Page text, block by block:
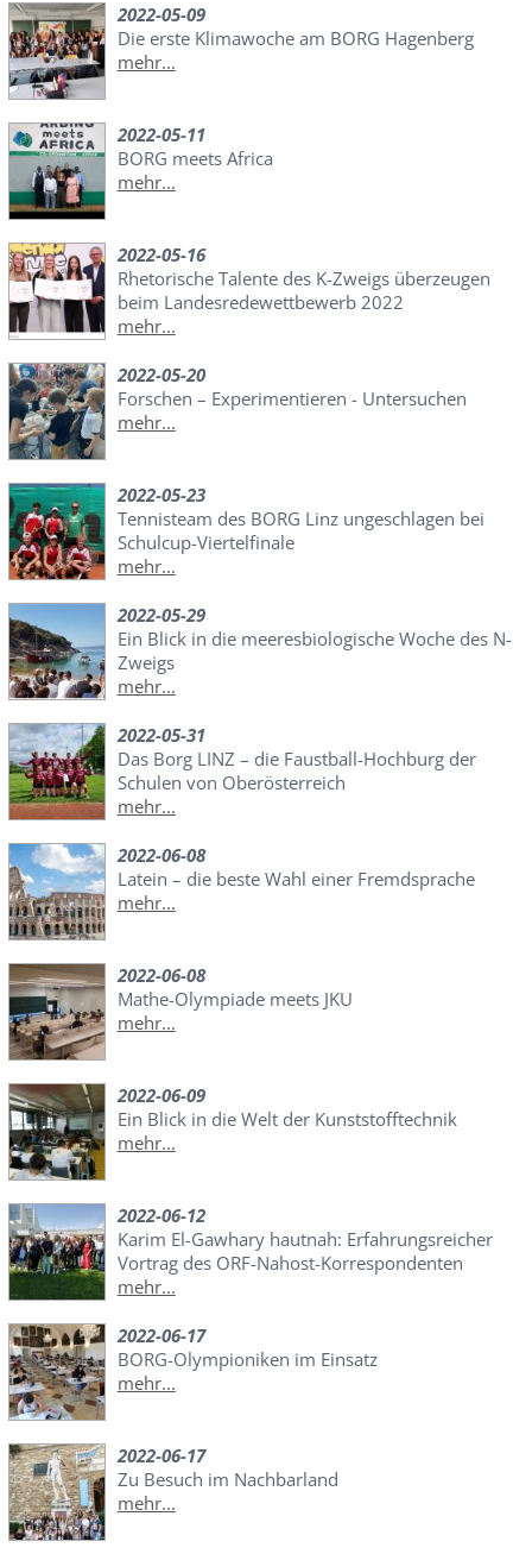
2022-05-09
Die erste Klimawoche am BORG Hagenberg
mehr...
2022-05-11
BORG meets Africa
mehr...
2022-05-16
Rhetorische Talente des K-Zweigs überzeugen
beim Landesredewettbewerb 2022
mehr...
2022-05-20
Forschen – Experimentieren - Untersuchen
mehr...
2022-05-23
Tennisteam des BORG Linz ungeschlagen bei
Schulcup-Viertelfinale
mehr...
2022-05-29
Ein Blick in die meeresbiologische Woche des N-
Zweigs
mehr...
2022-05-31
Das Borg LINZ – die Faustball-Hochburg der
Schulen von Oberösterreich
mehr...
2022-06-08
Latein – die beste Wahl einer Fremdsprache
mehr...
2022-06-08
Mathe-Olympiade meets JKU
mehr...
2022-06-09
Ein Blick in die Welt der Kunststofftechnik
mehr...
2022-06-12
Karim El-Gawhary hautnah: Erfahrungsreicher
Vortrag des ORF-Nahost-Korrespondenten
mehr...
2022-06-17
BORG-Olympioniken im Einsatz
mehr...
2022-06-17
Zu Besuch im Nachbarland
mehr...